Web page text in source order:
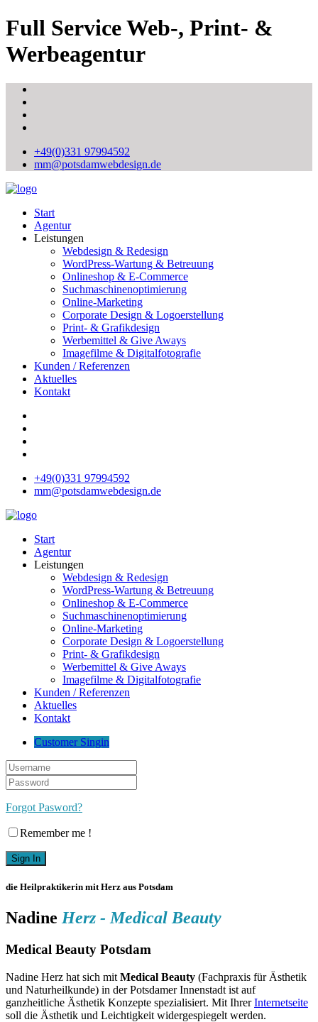
Full Service Web-, Print- &
Werbeagentur
+49(0)331 97994592
mm@potsdamwebdesign.de
Start
Agentur
Leistungen
Webdesign & Redesign
WordPress-Wartung & Betreuung
Onlineshop & E-Commerce
Suchmaschinenoptimierung
Online-Marketing
Corporate Design & Logoerstellung
Print- & Grafikdesign
Werbemittel & Give Aways
Imagefilme & Digitalfotografie
Kunden / Referenzen
Aktuelles
Kontakt
+49(0)331 97994592
mm@potsdamwebdesign.de
Start
Agentur
Leistungen
Webdesign & Redesign
WordPress-Wartung & Betreuung
Onlineshop & E-Commerce
Suchmaschinenoptimierung
Online-Marketing
Corporate Design & Logoerstellung
Print- & Grafikdesign
Werbemittel & Give Aways
Imagefilme & Digitalfotografie
Kunden / Referenzen
Aktuelles
Kontakt
Customer Singin
Forgot Pasword?
Remember me !
die Heilpraktikerin mit Herz aus Potsdam
Nadine Herz - Medical Beauty
Medical Beauty Potsdam
Nadine Herz hat sich mit Medical Beauty (Fachpraxis für Ästhetik
und Naturheilkunde) in der Potsdamer Innenstadt ist auf
ganzheitliche Ästhetik Konzepte spezialisiert. Mit IhrerInternetseite
soll die Ästhetik und Leichtigkeit widergespiegelt werden.